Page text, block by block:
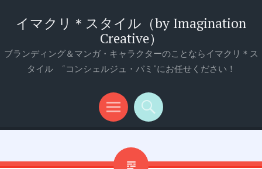
イマクリ＊スタイル（by Imagination
Creative）
ブランディング＆マンガ・キャラクターのことならイマクリ＊ス
タイル “コンシェルジュ・バミ”にお任せください！
メ
ュ
検